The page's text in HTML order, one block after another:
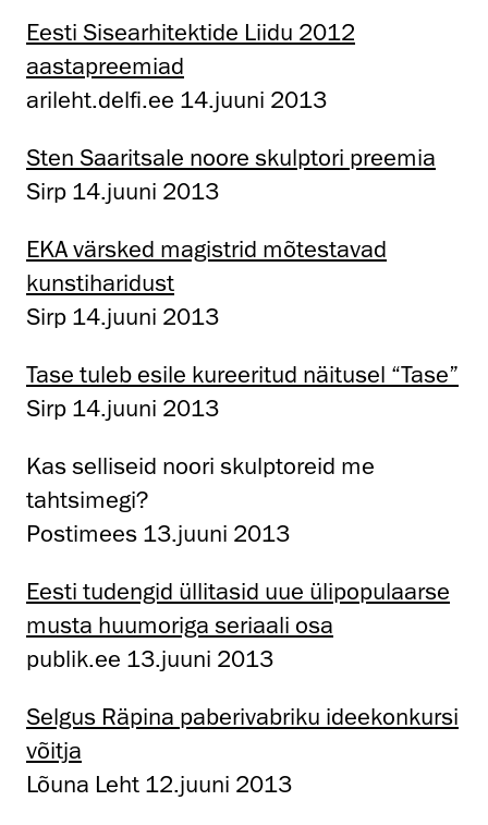
Eesti Sisearhitektide Liidu 2012
aastapreemiad
arileht.delfi.ee 14.juuni 2013
Sten Saaritsale noore skulptori preemia
Sirp 14.juuni 2013
EKA värsked magistrid mõtestavad
kunstiharidust
Sirp 14.juuni 2013
Tase tuleb esile kureeritud näitusel “Tase”
Sirp 14.juuni 2013
Kas selliseid noori skulptoreid me
tahtsimegi?
Postimees 13.juuni 2013
Eesti tudengid üllitasid uue ülipopulaarse
musta huumoriga seriaali osa
publik.ee 13.juuni 2013
Selgus Räpina paberivabriku ideekonkursi
võitja
Lõuna Leht 12.juuni 2013